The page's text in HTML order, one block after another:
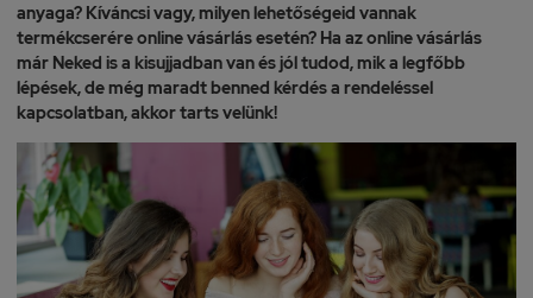
anyaga? Kíváncsi vagy, milyen lehetőségeid vannak
termékcserére online vásárlás esetén? Ha az online vásárlás
már Neked is a kisujjadban van és jól tudod, mik a legfőbb
lépések, de még maradt benned kérdés a rendeléssel
kapcsolatban, akkor tarts velünk!